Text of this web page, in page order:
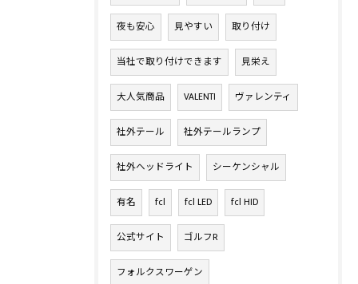
夜も安心 見やすい 取り付け
当社で取り付けできます 見栄え
大人気商品 VALENTI ヴァレンティ
社外テール 社外テールランプ
社外ヘッドライト シーケンシャル
有名 fcl fcl LED fcl HID
公式サイト ゴルフR
フォルクスワーゲン